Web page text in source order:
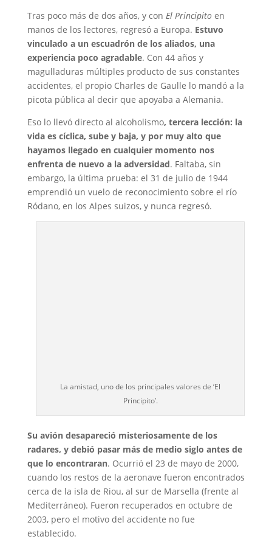
Tras poco más de dos años, y con El Principito en
manos de los lectores, regresó a Europa. Estuvo
vinculado a un escuadrón de los aliados, una
experiencia poco agradable. Con 44 años y
magulladuras múltiples producto de sus constantes
accidentes, el propio Charles de Gaulle lo mandó a la
picota pública al decir que apoyaba a Alemania.
Eso lo llevó directo al alcoholismo, tercera lección: la
vida es cíclica, sube y baja, y por muy alto que
hayamos llegado en cualquier momento nos
enfrenta de nuevo a la adversidad. Faltaba, sin
embargo, la última prueba: el 31 de julio de 1944
emprendió un vuelo de reconocimiento sobre el río
Ródano, en los Alpes suizos, y nunca regresó.
La amistad, uno de los principales valores de ‘El
Principito’.
Su avión desapareció misteriosamente de los
radares, y debió pasar más de medio siglo antes de
que lo encontraran. Ocurrió el 23 de mayo de 2000,
cuando los restos de la aeronave fueron encontrados
cerca de la isla de Riou, al sur de Marsella (frente al
Mediterráneo). Fueron recuperados en octubre de
2003, pero el motivo del accidente no fue
establecido.